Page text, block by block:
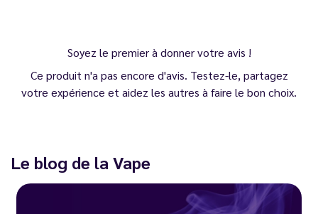
Soyez le premier à donner votre avis !
Ce produit n'a pas encore d'avis. Testez-le, partagez
votre expérience et aidez les autres à faire le bon choix.
Le blog de la Vape